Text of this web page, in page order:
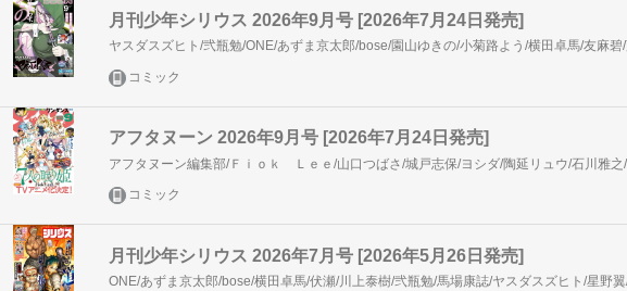
月刊少年シリウス 2026年9月号 [2026年7月24日発売]
コミック
アフタヌーン 2026年9月号 [2026年7月24日発売]
コミック
月刊少年シリウス 2026年7月号 [2026年5月26日発売]